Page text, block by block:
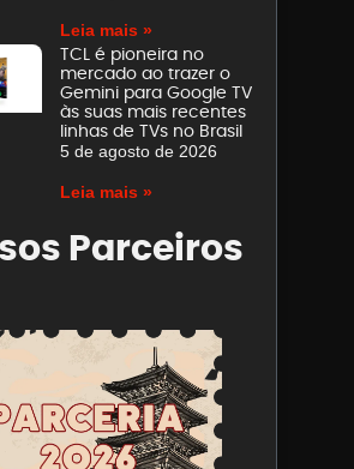
Leia mais »
TCL é pioneira no
mercado ao trazer o
Gemini para Google TV
às suas mais recentes
linhas de TVs no Brasil
5 de agosto de 2026
Leia mais »
Parceiros